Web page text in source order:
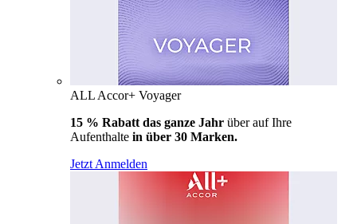
ALL Accor+ Voyager
15 % Rabatt das ganze Jahr über auf Ihre
Aufenthalte in über 30 Marken.
Jetzt Anmelden